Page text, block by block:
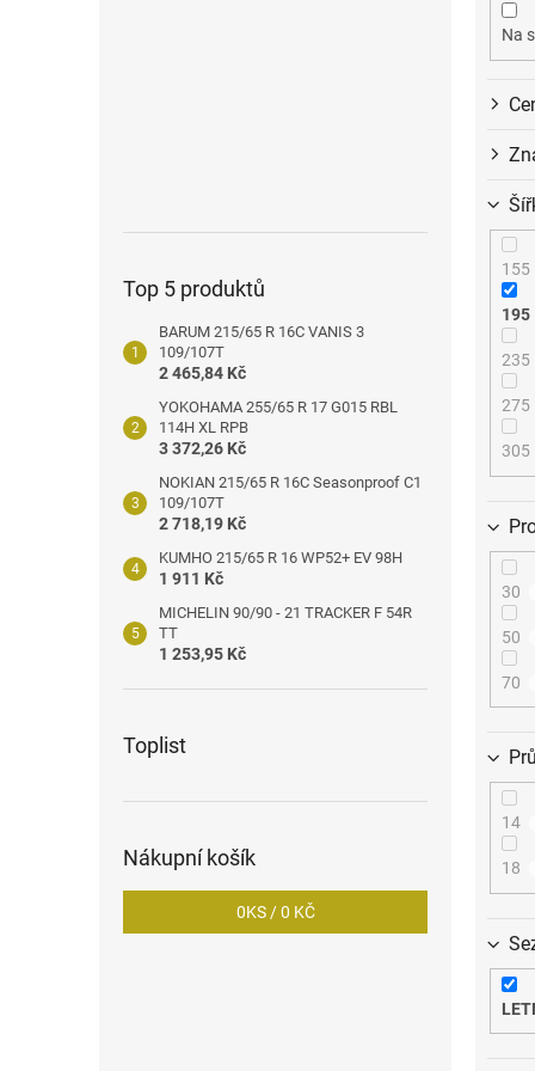
Top 5 produktů
BARUM 215/65 R 16C VANIS 3
109/107T
2 465,84 Kč
YOKOHAMA 255/65 R 17 G015 RBL
114H XL RPB
3 372,26 Kč
NOKIAN 215/65 R 16C Seasonproof C1
109/107T
2 718,19 Kč
KUMHO 215/65 R 16 WP52+ EV 98H
1 911 Kč
MICHELIN 90/90 - 21 TRACKER F 54R
TT
1 253,95 Kč
Toplist
Nákupní košík
0KS /0 KČ
Na
155
195
235
275
305
30
50
70
14
18